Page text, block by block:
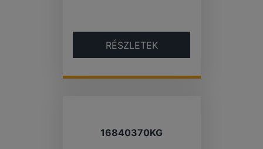
RÉSZLETEK
16840370KG